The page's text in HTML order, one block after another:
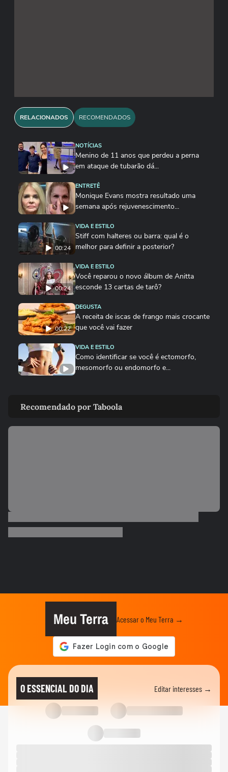
RELACIONADOS RECOMENDADOS
NOTÍCIAS
Menino de 11 anos que perdeu a perna
em ataque de tubarão dá...
ENTRETÊ
Monique Evans mostra resultado uma
semana após rejuvenescimento...
00:24
VIDA E ESTILO
Stiff com halteres ou barra: qual é o
melhor para definir a posterior?
00:24
VIDA E ESTILO
Você reparou o novo álbum de Anitta
esconde 13 cartas de tarô?
00:22
DEGUSTA
A receita de iscas de frango mais crocante
que você vai fazer
VIDA E ESTILO
Como identificar se você é ectomorfo,
mesomorfo ou endomorfo e...
DEGUSTA
'Comecei por necessidade de criança':
artista transforma tubos de...
Dia dos Pais: veja looks de papais
famosos em chá de bebê,...
Menina russa se surpreende ao ganhar
doces e bolo em aniversário em SP
Recomendado por Taboola
Meu Terra Acessar o Meu Terra →
O ESSENCIAL DO DIA Editar interesses →